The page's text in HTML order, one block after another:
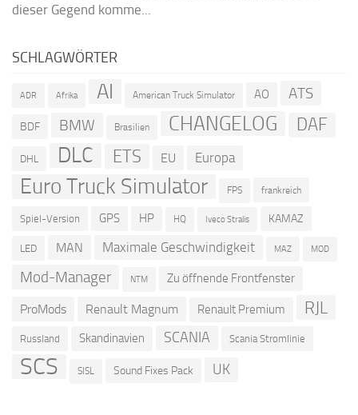
dieser Gegend komme...
SCHLAGWÖRTER
ADR Afrika AI American Truck Simulator AO ATS
BDF BMW Brasilien CHANGELOG DAF
DHL DLC ETS EU Europa
Euro Truck Simulator FPS frankreich
Spiel-Version GPS HP HQ Iveco Stralis KAMAZ
LED MAN Maximale Geschwindigkeit MAZ MOD
Mod-Manager NTM Zu öffnende Frontfenster
ProMods Renault Magnum Renault Premium RJL
Russland Skandinavien SCANIA Scania Stromlinie
SCS SISL Sound Fixes Pack UK